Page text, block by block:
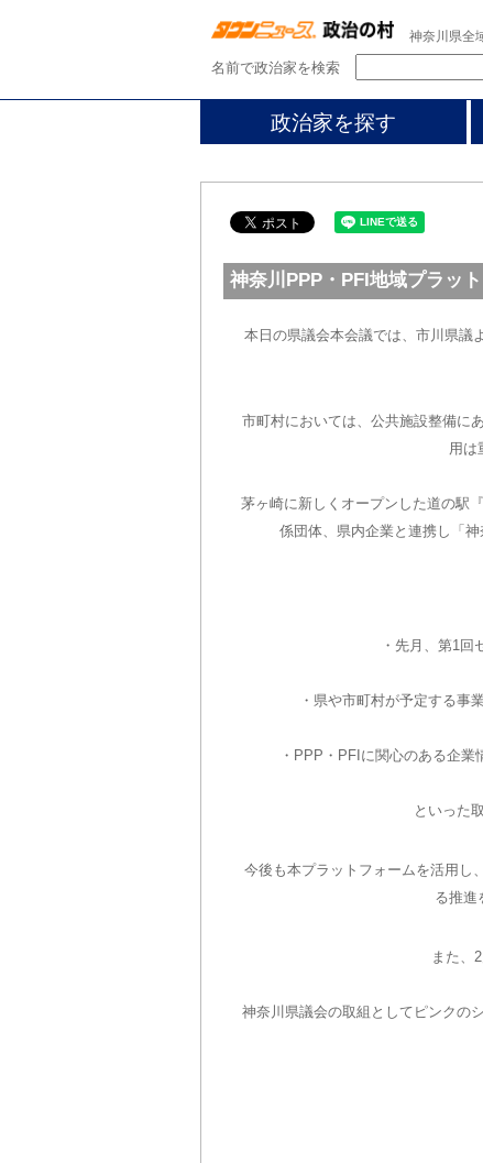
神奈川県全
名前で政治家を検索
政治家を探す
神奈川PPP・PFI地域プラッ
本日の県議会本会議では、市川県議
市町村においては、公共施設整備に
用は
茅ヶ崎に新しくオープンした道の駅
係団体、県内企業と連携し「
・先月、第1回
・県や市町村が予定する事
・PPP・PFIに関心のある企
といった
今後も本プラットフォームを活用し
る推進
また、
神奈川県議会の取組としてピンクの